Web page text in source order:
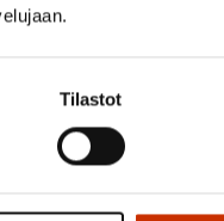
Tilastot